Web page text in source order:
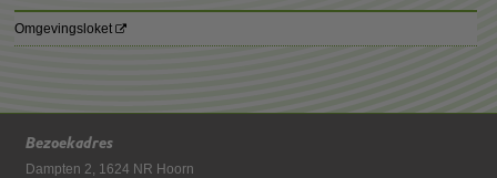
Omgevingsloket
Bezoekadres
Dampten 2, 1624 NR Hoorn